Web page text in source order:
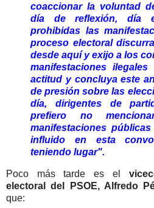
coaccionar la voluntad
día de reflexión, día
prohibidas las
proceso electoral
desde aquí y exijo a los
manifestaciones
actitud y concluya este
de presión sobre las
día, dirigentes de
prefiero no
manifestaciones
influido en esta
teniendo lugar".
Poco más tarde es el
electoral del PSOE, Alfredo
que: